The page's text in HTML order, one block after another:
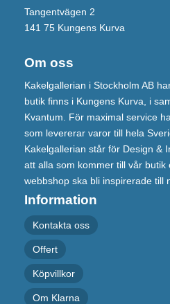
Tangentvägen 2
141 75 Kungens Kurva
Om oss
Kakelgallerian i Stockholm AB
butik finns i Kungens Kurva, i
Kvantum. För maximal service
som levererar varor till hela
Kakelgallerian står för Design &
att alla som kommer till vår butik
webbshop ska bli inspirerade till
Information
Kontakta oss
Offert
Köpvillkor
Om Klarna